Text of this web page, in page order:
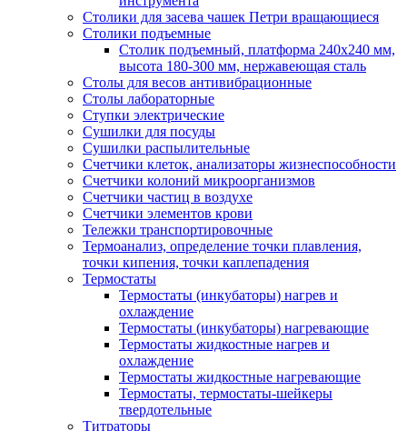
Столики для засева чашек Петри вращающиеся
Столики подъемные
Столик подъемный, платформа 240х240 мм,
высота 180-300 мм, нержавеющая сталь
Столы для весов антивибрационные
Столы лабораторные
Ступки электрические
Сушилки для посуды
Сушилки распылительные
Счетчики клеток, анализаторы жизнеспособности
Счетчики колоний микроорганизмов
Счетчики частиц в воздухе
Счетчики элементов крови
Тележки транспортировочные
Термоанализ, определение точки плавления,
точки кипения, точки каплепадения
Термостаты
Термостаты (инкубаторы) нагрев и
охлаждение
Термостаты (инкубаторы) нагревающие
Термостаты жидкостные нагрев и
охлаждение
Термостаты жидкостные нагревающие
Термостаты, термостаты-шейкеры
твердотельные
Титраторы